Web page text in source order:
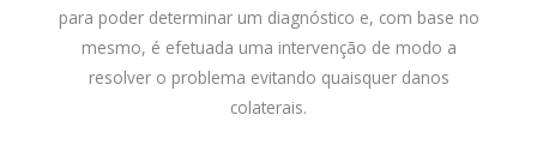
para poder determinar um diagnóstico e, com base no
mesmo, é efetuada uma intervenção de modo a
resolver o problema evitando quaisquer danos
colaterais.